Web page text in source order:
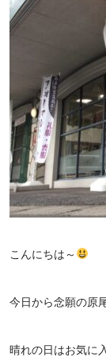
こんにちは～
今日から念願の原
晴れの日はお気に